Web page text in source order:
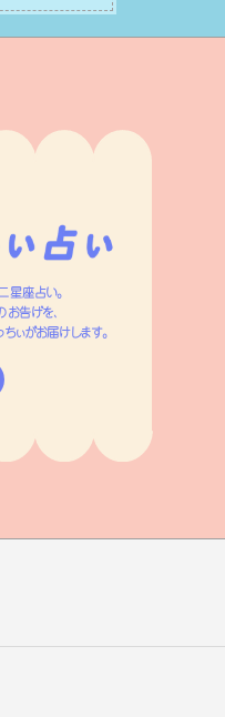
星座占い。
告げを、
ぃがお届けします。